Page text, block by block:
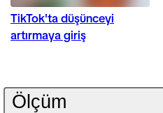
TikTok'ta düşünceyi
artırmaya giriş
Ölçüm